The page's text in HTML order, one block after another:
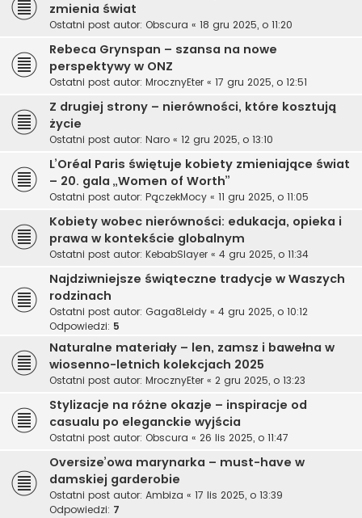
zmienia świat
Ostatni post autor: Obscura « 18 gru 2025, o 11:20
Rebeca Grynspan – szansa na nowe
perspektywy w ONZ
Ostatni post autor: MrocznyEter « 17 gru 2025, o 12:51
Z drugiej strony – nierówności, które kosztują
życie
Ostatni post autor: Naro « 12 gru 2025, o 13:10
L’Oréal Paris świętuje kobiety zmieniające świat
– 20. gala „Women of Worth”
Ostatni post autor: PączekMocy « 11 gru 2025, o 11:05
Kobiety wobec nierówności: edukacja, opieka i
prawa w kontekście globalnym
Ostatni post autor: KebabSlayer « 4 gru 2025, o 11:34
Najdziwniejsze świąteczne tradycje w Waszych
rodzinach
Ostatni post autor: Gaga8Leidy « 4 gru 2025, o 10:12
Odpowiedzi: 5
Naturalne materiały – len, zamsz i bawełna w
wiosenno-letnich kolekcjach 2025
Ostatni post autor: MrocznyEter « 2 gru 2025, o 13:23
Stylizacje na różne okazje – inspiracje od
casualu po eleganckie wyjścia
Ostatni post autor: Obscura « 26 lis 2025, o 11:47
Oversize’owa marynarka – must-have w
damskiej garderobie
Ostatni post autor: Ambiza « 17 lis 2025, o 13:39
Odpowiedzi: 7